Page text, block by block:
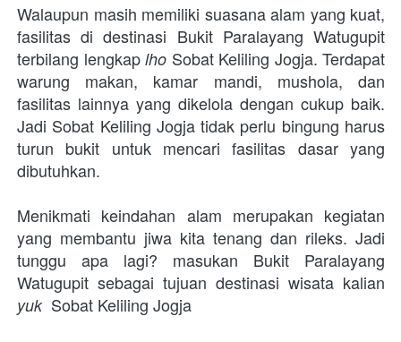
Walaupun masih memiliki suasana alam yang kuat,
fasilitas di destinasi Bukit Paralayang Watugupit
terbilang lengkap lho Sobat Keliling Jogja. Terdapat
warung makan, kamar mandi, mushola, dan
fasilitas lainnya yang dikelola dengan cukup baik.
Jadi Sobat Keliling Jogja tidak perlu bingung harus
turun bukit untuk mencari fasilitas dasar yang
dibutuhkan.
Menikmati keindahan alam merupakan kegiatan
yang membantu jiwa kita tenang dan rileks. Jadi
tunggu apa lagi? masukan Bukit Paralayang
yuk Sobat Keliling Jogja